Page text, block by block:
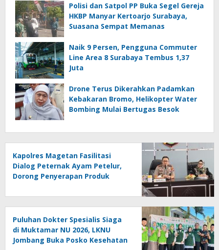
Polisi dan Satpol PP Buka Segel Gereja
HKBP Manyar Kertoarjo Surabaya,
Suasana Sempat Memanas
Naik 9 Persen, Pengguna Commuter
Line Area 8 Surabaya Tembus 1,37
Juta
Drone Terus Dikerahkan Padamkan
Kebakaran Bromo, Helikopter Water
Bombing Mulai Bertugas Besok
Kapolres Magetan Fasilitasi
Dialog Peternak Ayam Petelur,
Dorong Penyerapan Produk
Puluhan Dokter Spesialis Siaga
di Muktamar NU 2026, LKNU
Jombang Buka Posko Kesehatan